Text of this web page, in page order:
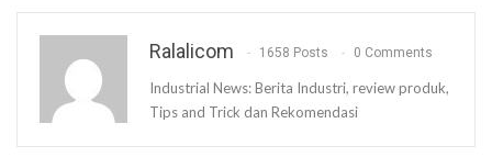
Ralalicom 1658 Posts 0 Comments
Industrial News: Berita Industri, review produk,
Tips and Trick dan Rekomendasi